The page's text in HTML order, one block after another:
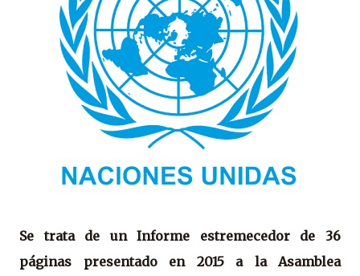
Se trata de un Informe estremecedor de 36
páginas presentado en 2015 a la Asamblea